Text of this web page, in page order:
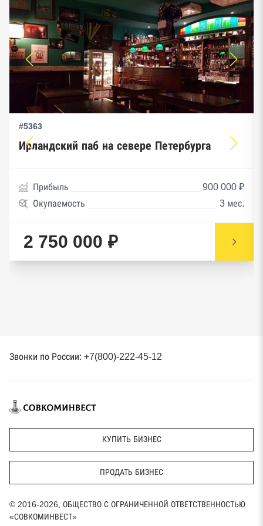
#5363
Ирландский паб на севере Петербурга
Прибыль
900 000 ₽
Окупаемость
3 мес.
2 750 000 ₽
Звонки по России: +7(800)-222-45-12
КУПИТЬ БИЗНЕС
ПРОДАТЬ БИЗНЕС
© 2016-2026, ОБЩЕСТВО С ОГРАНИЧЕННОЙ ОТВЕТСТВЕННОСТЬЮ
«СОВКОМИНВЕСТ»